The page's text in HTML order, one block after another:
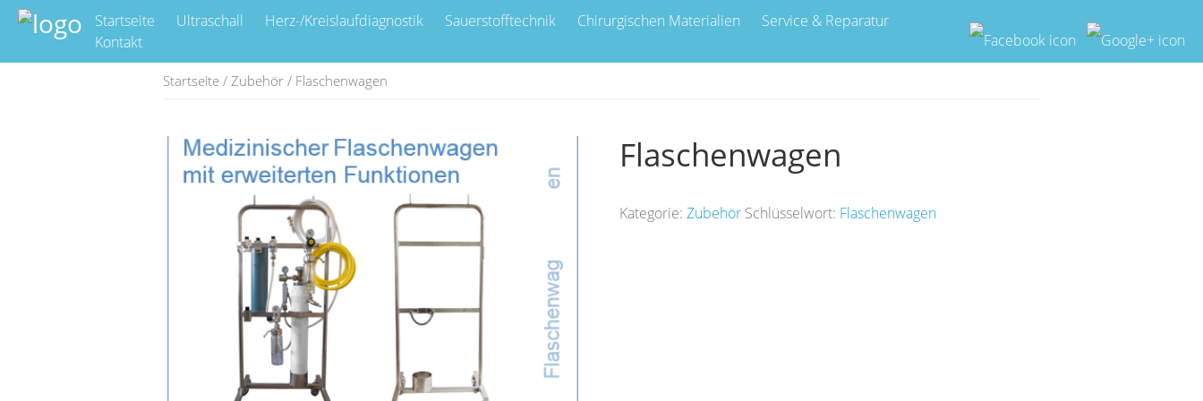
Startseite Ultraschall Herz-/Kreislaufdiagnostik Sauerstofftechnik Chirurgischen Materialien
Service & Reparatur
Kontakt
Startseite / Zubehör / Flaschenwagen
Flaschenwagen
Kategorie: Zubehör Schlüsselwort: Flaschenwagen